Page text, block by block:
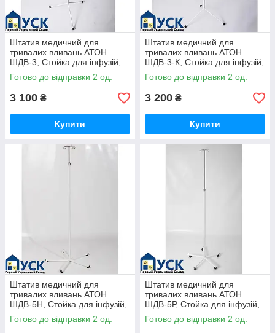
Штатив медичний для
тривалих вливань АТОН
ШДВ-3, Стойка для інфузій,
Стійка інфузійна, Штатив
Готово до відправки 2 од.
3 100 ₴
Купити
Штатив медичний для
тривалих вливань АТОН
ШДВ-3-К, Стойка для інфузій,
Стійка інфузійна, Штатив
Готово до відправки 2 од.
3 200 ₴
Купити
Штатив медичний для
тривалих вливань АТОН
ШДВ-5Н, Стойка для інфузій,
Стійка інфузійна, Штатив
Готово до відправки 2 од.
Штатив медичний для
тривалих вливань АТОН
ШДВ-5Р, Стойка для інфузій,
Стійка інфузійна, Штатив
Готово до відправки 2 од.